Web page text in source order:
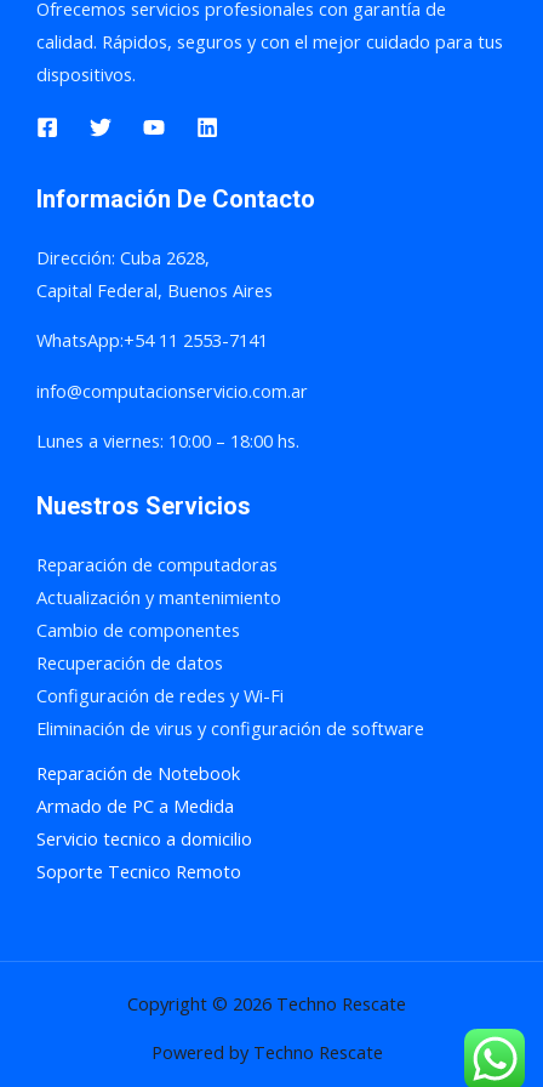
Ofrecemos servicios profesionales con garantía de
calidad. Rápidos, seguros y con el mejor cuidado para tus
dispositivos.
Información De Contacto
Dirección: Cuba 2628,
Capital Federal, Buenos Aires
WhatsApp:+54 11 2553-7141
info@computacionservicio.com.ar
Lunes a viernes: 10:00 – 18:00 hs.
Nuestros Servicios
Reparación de computadoras
Actualización y mantenimiento
Cambio de componentes
Recuperación de datos
Configuración de redes y Wi-Fi
Eliminación de virus y configuración de software
Reparación de Notebook
Armado de PC a Medida
Servicio tecnico a domicilio
Soporte Tecnico Remoto
Copyright © 2026 Techno Rescate
Powered by Techno Rescate